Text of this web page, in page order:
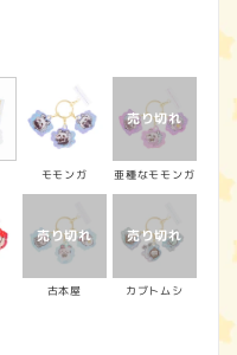
モモンガ 亜種なモモンガ
古本屋 カブトムシ